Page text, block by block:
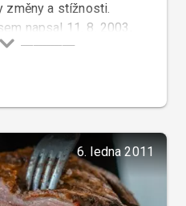
změny a stížnosti.
napsal 11. 8. 2003,
6. ledna 2011